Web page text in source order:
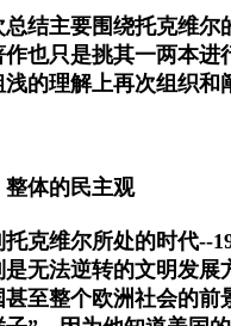
总结主要围绕托克维尔
作也只是挑其一两本进
浅的理解上再次组织和
整体的民主观
托克维尔所处的时代--
是无法逆转的文明发展
甚至整个欧洲社会的前